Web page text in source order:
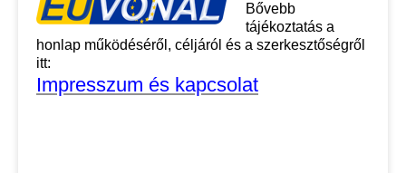
Bővebb
tájékoztatás a
honlap működéséről, céljáról és a szerkesztőségről
itt:
Impresszum és kapcsolat